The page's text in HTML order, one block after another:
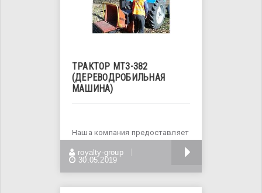
ТРАКТОР МТЗ-382
(ДЕРЕВОДРОБИЛЬНАЯ
МАШИНА)
Наша компания предоставляет
машин и прочей
royalty-group
30.05.2019